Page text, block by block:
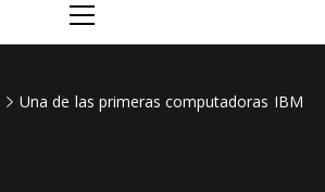
San
principal
Una de las primeras computadoras IBM